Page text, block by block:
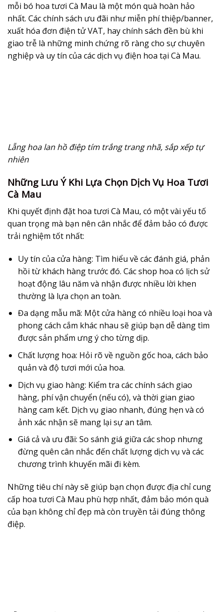
mỗi bó hoa tươi Cà Mau là một món quà hoàn hảo
nhất. Các chính sách ưu đãi như miễn phí thiệp/banner,
xuất hóa đơn điện tử VAT, hay chính sách đền bù khi
giao trễ là những minh chứng rõ ràng cho sự chuyên
nghiệp và uy tín của các dịch vụ điện hoa tại Cà Mau.
Lẵng hoa lan hồ điệp tím trắng trang nhã, sắp xếp tự
nhiên
Những Lưu Ý Khi Lựa Chọn Dịch Vụ Hoa Tươi
Cà Mau
Khi quyết định đặt hoa tươi Cà Mau, có một vài yếu tố
quan trọng mà bạn nên cân nhắc để đảm bảo có được
trải nghiệm tốt nhất:
Uy tín của cửa hàng: Tìm hiểu về các đánh giá, phản
hồi từ khách hàng trước đó. Các shop hoa có lịch sử
hoạt động lâu năm và nhận được nhiều lời khen
thường là lựa chọn an toàn.
Đa dạng mẫu mã: Một cửa hàng có nhiều loại hoa và
phong cách cắm khác nhau sẽ giúp bạn dễ dàng tìm
được sản phẩm ưng ý cho từng dịp.
Chất lượng hoa: Hỏi rõ về nguồn gốc hoa, cách bảo
quản và độ tươi mới của hoa.
Dịch vụ giao hàng: Kiểm tra các chính sách giao
hàng, phí vận chuyển (nếu có), và thời gian giao
hàng cam kết. Dịch vụ giao nhanh, đúng hẹn và có
ảnh xác nhận sẽ mang lại sự an tâm.
Giá cả và ưu đãi: So sánh giá giữa các shop nhưng
đừng quên cân nhắc đến chất lượng dịch vụ và các
chương trình khuyến mãi đi kèm.
Những tiêu chí này sẽ giúp bạn chọn được địa chỉ cung
cấp hoa tươi Cà Mau phù hợp nhất, đảm bảo món quà
của bạn không chỉ đẹp mà còn truyền tải đúng thông
điệp.